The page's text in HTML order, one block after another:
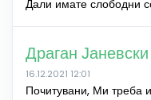
Дали имате слободни
Драган Јаневски
16.12.2021 12:01
Почитувани, Ми треба